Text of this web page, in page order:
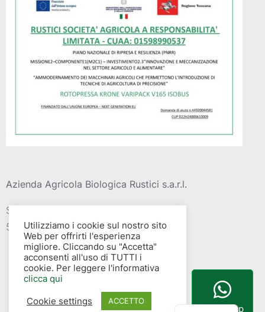
Azienda Agricola Biologica Rustici s.a.r.l.
Strada vic. Della barca del grazi, 4
58015 – Albinia (GR)
Utilizziamo i cookie sul nostro sito
Web per offrirti l'esperienza
migliore. Cliccando su "Accetta"
acconsenti all'uso di TUTTI i
cookie. Per leggere l'informativa
clicca qui
Cookie settings
ACCETTO
WhatsApp
English